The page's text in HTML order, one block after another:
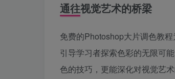
通往视觉艺术的桥梁
免费的Photoshop大片调色教
引导学习者探索色彩的无限可
色的技巧，更能深化对视觉艺